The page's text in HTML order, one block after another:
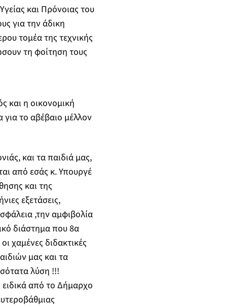
και Πρόνοιας του
για την άδικη
τομέα της τεχνικής
τη φοίτηση τους
και η οικονομική
το αβέβαιο μέλλον
και τα παιδιά μας,
από εσάς κ. Υπουργέ
και της
εξετάσεις,
,την αμφιβολία
διάστημα που 8α
χαμένες διδακτικές
μας και τα
λύση !!!
από το Δήμαρχο